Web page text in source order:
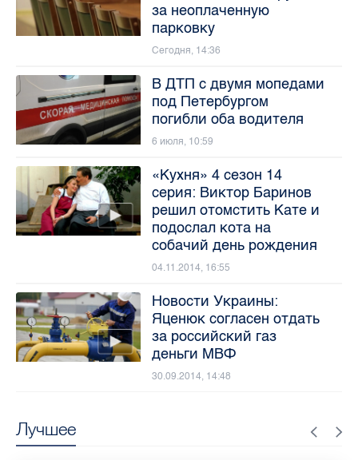
Лучшее
за неоплаченную
парковку
Сегодня, 14:36
В ДТП с двумя мопедами
под Петербургом
погибли оба водителя
6 июля, 10:59
«Кухня» 4 сезон 14
серия: Виктор Баринов
решил отомстить Кате и
подослал кота на
собачий день рождения
04.11.2014, 16:55
Новости Украины:
Яценюк согласен отдать
за российский газ
деньги МВФ
30.09.2014, 14:48